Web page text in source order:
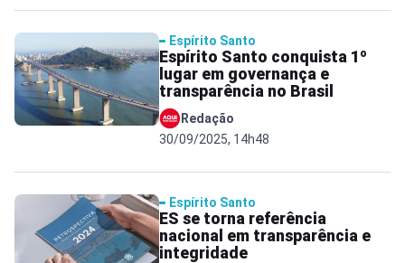
Espírito Santo
Espírito Santo conquista 1º
lugar em governança e
transparência no Brasil
Redação
30/09/2025, 14h48
Espírito Santo
ES se torna referência
nacional em transparência e
integridade